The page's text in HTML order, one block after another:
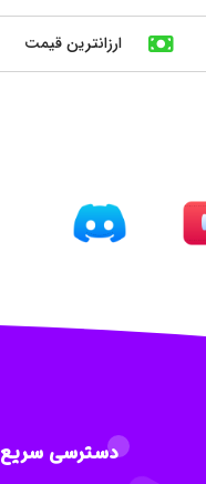
ارزانترین قیمت
دسترسی سریع